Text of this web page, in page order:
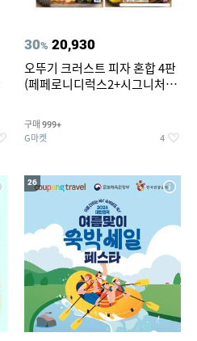
30% 20,930
오뚜기 크러스트 피자 혼합 4판
(페페로니디럭스2+시그니처익
구매 999+
G마켓 4
26